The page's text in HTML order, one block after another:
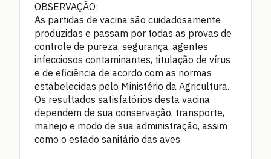
OBSERVAÇÃO:
As partidas de vacina são cuidadosamente
produzidas e passam por todas as provas de
controle de pureza, segurança, agentes
infecciosos contaminantes, titulação de vírus
e de eficiência de acordo com as normas
estabelecidas pelo Ministério da Agricultura.
Os resultados satisfatórios desta vacina
dependem de sua conservação, transporte,
manejo e modo de sua administração, assim
como o estado sanitário das aves.